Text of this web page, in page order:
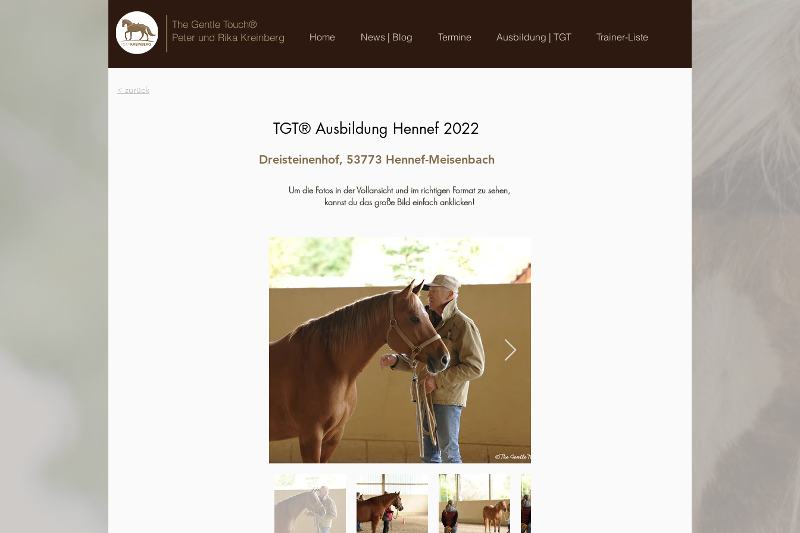
The Gentle Touch®
Peter und Rika Kreinberg
Home News | Blog Termine Ausbildung | TGT Trainer-Liste
< zurück
TGT® Ausbildung Hennef 2022
Dreisteinenhof, 53773 Hennef-Meisenbach
Um die Fotos in der Vollansicht und im richtigen Format zu sehen,
kannst du das große Bild einfach anklicken!